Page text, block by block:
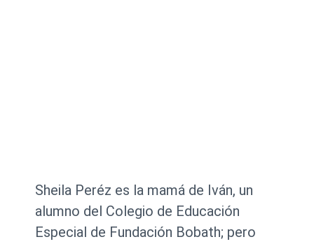
Sheila Peréz es la mamá de Iván, un
alumno del Colegio de Educación
Especial de Fundación Bobath; pero